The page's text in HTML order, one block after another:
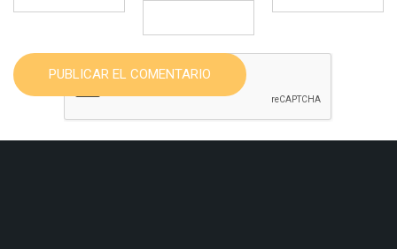
PUBLICAR EL COMENTARIO